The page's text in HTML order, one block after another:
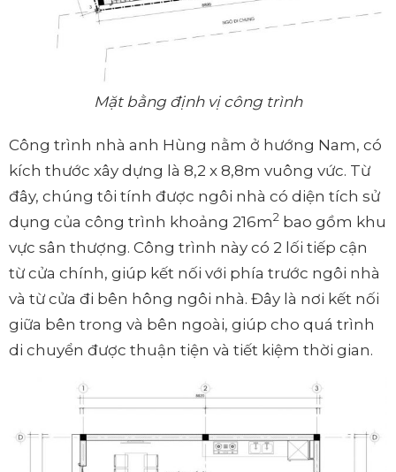
Mặt bằng định vị công trình
Công trình nhà anh Hùng nằm ở hướng Nam, có
kích thước xây dựng là 8,2 x 8,8m vuông vức. Từ
đây, chúng tôi tính được ngôi nhà có diện tích sử
dụng của công trình khoảng 216m2 bao gồm khu
vực sân thượng. Công trình này có 2 lối tiếp cận
từ cửa chính, giúp kết nối với phía trước ngôi nhà
và từ cửa đi bên hông ngôi nhà. Đây là nơi kết nối
giữa bên trong và bên ngoài, giúp cho quá trình
di chuyển được thuận tiện và tiết kiệm thời gian.